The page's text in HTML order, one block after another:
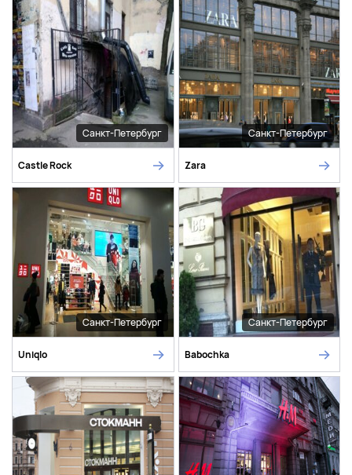
Санкт-Петербург
Castle Rock
Санкт-Петербург
Zara
Санкт-Петербург
Uniqlo
Санкт-Петербург
Babochka